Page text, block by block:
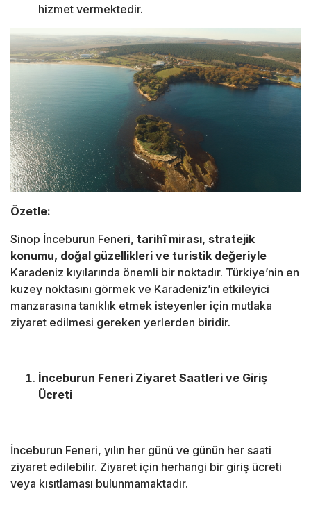
hizmet vermektedir.
Özetle:
Sinop İnceburun Feneri, tarihî mirası, stratejik
konumu, doğal güzellikleri ve turistik değeriyle
Karadeniz kıyılarında önemli bir noktadır. Türkiye’nin en
kuzey noktasını görmek ve Karadeniz’in etkileyici
manzarasına tanıklık etmek isteyenler için mutlaka
ziyaret edilmesi gereken yerlerden biridir.
İnceburun Feneri Ziyaret Saatleri ve Giriş
Ücreti
İnceburun Feneri, yılın her günü ve günün her saati
ziyaret edilebilir. Ziyaret için herhangi bir giriş ücreti
veya kısıtlaması bulunmamaktadır.